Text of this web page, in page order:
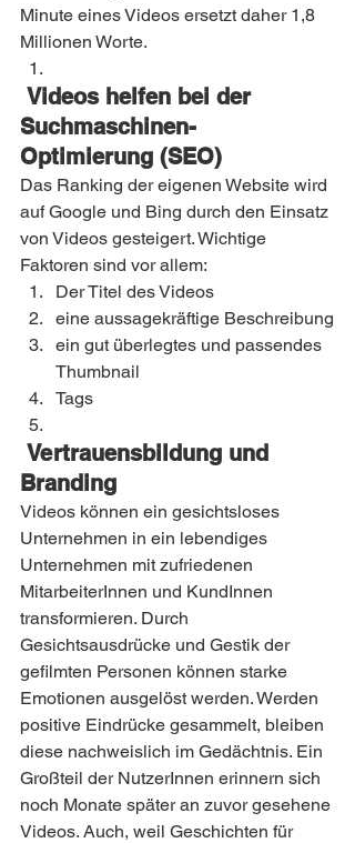
Minute eines Videos ersetzt daher 1,8
Millionen Worte.
Suchmaschinen-
Optimierung (SEO)
Das Ranking der eigenen Website wird
auf Google und Bing durch den Einsatz
von Videos gesteigert. Wichtige
Faktoren sind vor allem:
Der Titel des Videos
eine aussagekräftige Beschreibung
ein gut überlegtes und passendes
Thumbnail
Tags
Branding
Videos können ein gesichtsloses
Unternehmen in ein lebendiges
Unternehmen mit zufriedenen
MitarbeiterInnen und KundInnen
transformieren. Durch
Gesichtsausdrücke und Gestik der
gefilmten Personen können starke
Emotionen ausgelöst werden. Werden
positive Eindrücke gesammelt, bleiben
diese nachweislich im Gedächtnis. Ein
Großteil der NutzerInnen erinnern sich
noch Monate später an zuvor gesehene
Videos. Auch, weil Geschichten für